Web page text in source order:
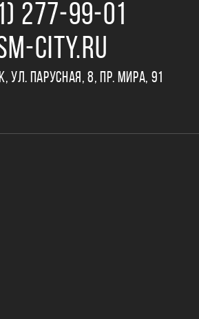
277‒99‒01
CITY.RU
УЛ. ПАРУСНАЯ, 8, ПР. МИРА, 91